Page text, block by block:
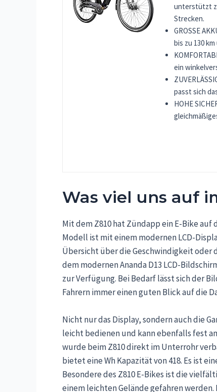
unterstützt
Strecken.
GROSSE
bis zu 130
ein
passt sich
HOHE
Was viel uns auf
Mit dem Z810 hat Zündapp ein E-Bike
Modell ist mit einem modernen LCD-
Übersicht über die Geschwindigkeit oder
dem modernen Ananda D13 LCD-
zur Verfügung. Bei Bedarf lässt sich der
Fahrern immer einen guten Blick auf die
Nicht nur das Display, sondern auch die
leicht bedienen und kann ebenfalls fest
wurde beim Z810 direkt im Unterrohr
bietet eine Wh Kapazität von 418. Es ist
Besondere des Z810 E-Bikes ist die
einem leichten Gelände gefahren